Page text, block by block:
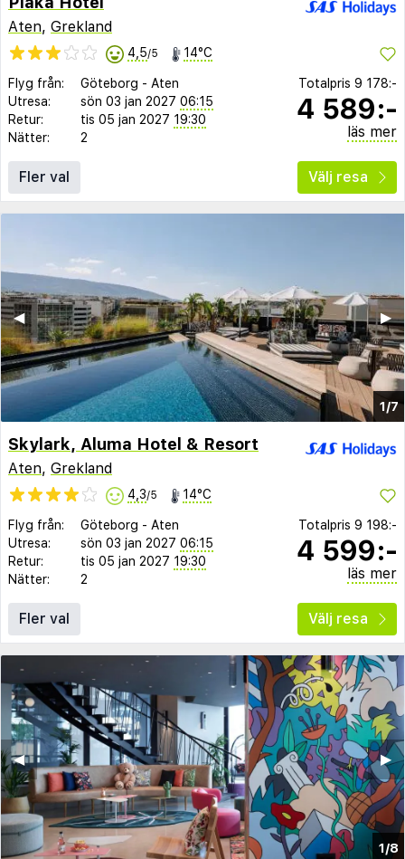
Aten, Grekland
4,5/5 14°C
Flyg från: Göteborg - Aten
Utresa:
sön 03 jan 2027 06:15
Retur:
tis 05 jan 2027 19:30
Nätter:
2
Totalpris 9 178:-
4 589:-
läs mer
Fler val Välj resa
1/7
▶︎
◀︎
Skylark, Aluma Hotel & Resort
Aten, Grekland
4,3/5 14°C
Flyg från: Göteborg - Aten
Utresa:
sön 03 jan 2027 06:15
Retur:
tis 05 jan 2027 19:30
Nätter:
2
Totalpris 9 198:-
4 599:-
läs mer
Fler val Välj resa
1/8
▶︎
◀︎